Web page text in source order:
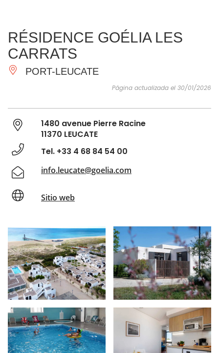
IMPRESCINDIBLES
HACER
INSPIRACIONES
RÉSIDENCE GOÉLIA LES
CARRATS
PORT-LEUCATE
Página actualizada el 30/01/2026
1480 avenue Pierre Racine
11370 LEUCATE
Tel. +33 4 68 84 54 00
info.leucate@goelia.com
Sitio web